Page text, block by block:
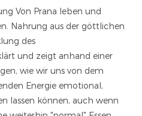
Von Prana leben und
Nahrung aus der göttlichen
des
und zeigt anhand einer
wie wir uns von dem
Energie emotional,
lassen können, auch wenn